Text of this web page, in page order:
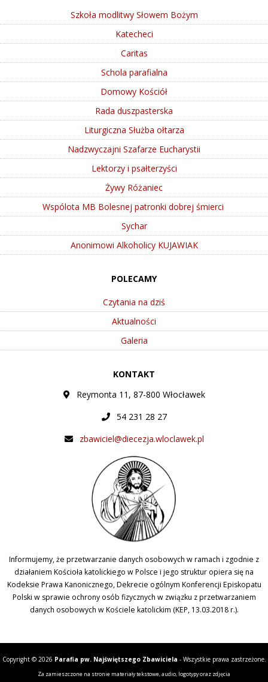
Szkoła modlitwy Słowem Bożym
Katecheci
Caritas
Schola parafialna
Domowy Kościół
Rada duszpasterska
Liturgiczna Służba ołtarza
Nadzwyczajni Szafarze Eucharystii
Lektorzy i psałterzyści
Żywy Różaniec
Wspólota MB Bolesnej patronki dobrej śmierci
Sychar
Anonimowi Alkoholicy KUJAWIAK
POLECAMY
Czytania na dziś
Aktualności
Galeria
KONTAKT
Reymonta 11, 87-800 Włocławek
54 231 28 27
zbawiciel@diecezja.wloclawek.pl
Informujemy, że przetwarzanie danych osobowych w ramach i zgodnie z
działaniem Kościoła katolickiego w Polsce i jego struktur opiera się na
Kodeksie Prawa Kanonicznego, Dekrecie ogólnym Konferencji Episkopatu
Polski w sprawie ochrony osób fizycznych w związku z przetwarzaniem
danych osobowych w Kościele katolickim (KEP, 13.03.2018 r.).
Copyright © 2026 Parafia pw. Najświętszego Zbawiciela - Wszystkie prawa zastrzeżone.
Za zamieszczone na stronie materiały tekstowe, audio, logotypy oraz zdjęcia